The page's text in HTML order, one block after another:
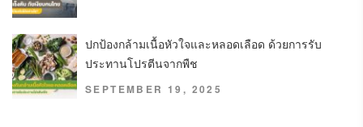
ปกป้องกล้ามเนื้อหัวใจและหลอดเลือด ด้วยการรับ
ประทานโปรตีนจากพืช
SEPTEMBER 19, 2025